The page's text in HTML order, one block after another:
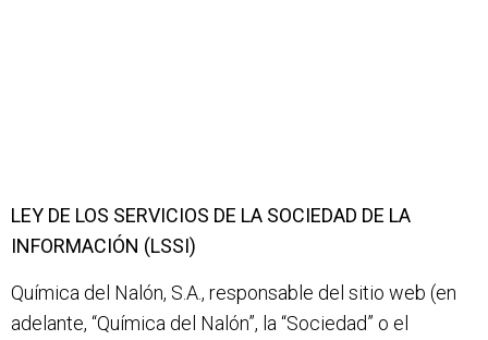
LEY DE LOS SERVICIOS DE LA SOCIEDAD DE LA
INFORMACIÓN (LSSI)
Química del Nalón, S.A., responsable del sitio web (en
adelante, “Química del Nalón”, la “Sociedad” o el